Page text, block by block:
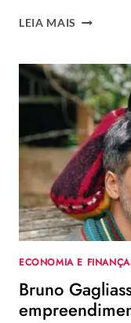
LEIA MAIS
DE
BELEZA:
41
FOTOS
PARA
SE
INSPIRAR
ECONOMIA E
Bruno